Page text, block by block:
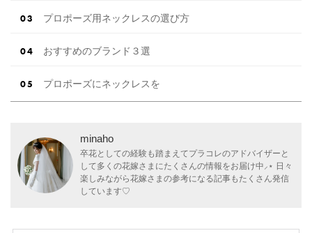
プロポーズ用ネックレスの選び方
おすすめのブランド３選
プロポーズにネックレスを
minaho
卒花としての経験も踏まえてプラコレのアドバイザーと
して多くの花嫁さまにたくさんの情報をお届け中⸝⋆ 日々
楽しみながら花嫁さまの参考になる記事もたくさん発信
しています♡